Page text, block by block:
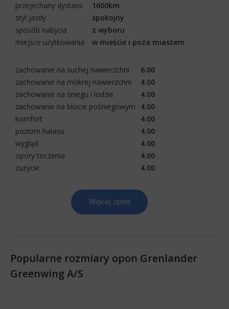
przejechany dystans
1600km
styl jazdy
spokojny
sposób nabycia
z wyboru
miejsce użytkowania
w mieście i poza miastem
zachowanie na suchej nawierzchni
6.00
zachowanie na mokrej nawierzchni
4.00
zachowanie na śniegu i lodzie
4.00
zachowanie na błocie pośniegowym
4.00
komfort
4.00
poziom hałasu
4.00
wygląd
4.00
opory toczenia
4.00
zużycie
4.00
Więcej opinii
Popularne rozmiary opon Grenlander
Greenwing A/S